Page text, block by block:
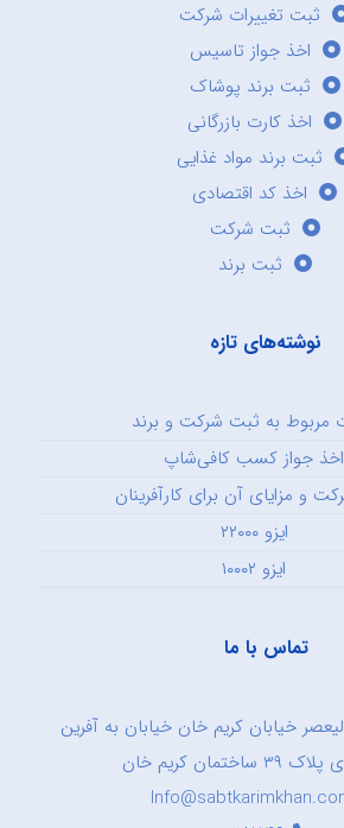
ثبت تغییرات شرکت
اخذ جواز تاسیس
ثبت برند پوشاک
اخذ کارت بازرگانی
ثبت برند مواد غذایی
اخذ کد اقتصادی
ثبت شرکت
ثبت برند
نوشته‌های تازه
مربوط به ثبت شرکت و برند
اخذ جواز کسب کافی‌شاپ
و مزایای آن برای کارآفرینان
ایزو ۲۲۰۰۰
ایزو ۱۰۰۰۲
تماس با ما
خیابان کریم خان خیابان به آفرین
کریم خان